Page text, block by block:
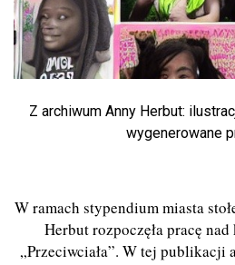
Z archiwum Anny Herbut:
wygenerowane
W ramach stypendium miasta
Herbut rozpoczęła pracę
„Przeciwciała”. W tej publikacji